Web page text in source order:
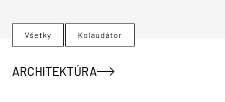
Všetky Kolaudátor
ARCHITEKTÚRA